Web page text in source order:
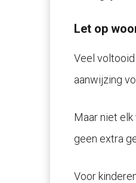
Let op
Veel voltooid
aanwijzing
Maar niet
geen extra
Voor